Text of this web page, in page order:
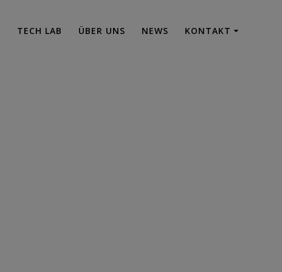
TECH LAB ÜBER UNS NEWS KONTAKT